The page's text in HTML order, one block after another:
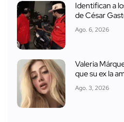
Identifican a
de César
Ago. 6, 2026
Valeria
que su ex la
Ago. 3, 2026